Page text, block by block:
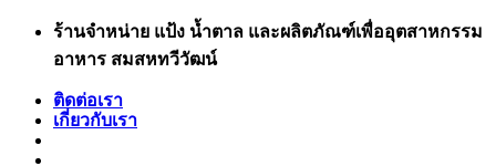
ข้าม
เนื้อหา
ร้านจำหน่าย แป้ง น้ำตาล และผลิตภัณฑ์เพื่ออุตสาหกรรม
อาหาร สมสหทวีวัฒน์
ติดต่อเรา
เกี่ยวกับเรา